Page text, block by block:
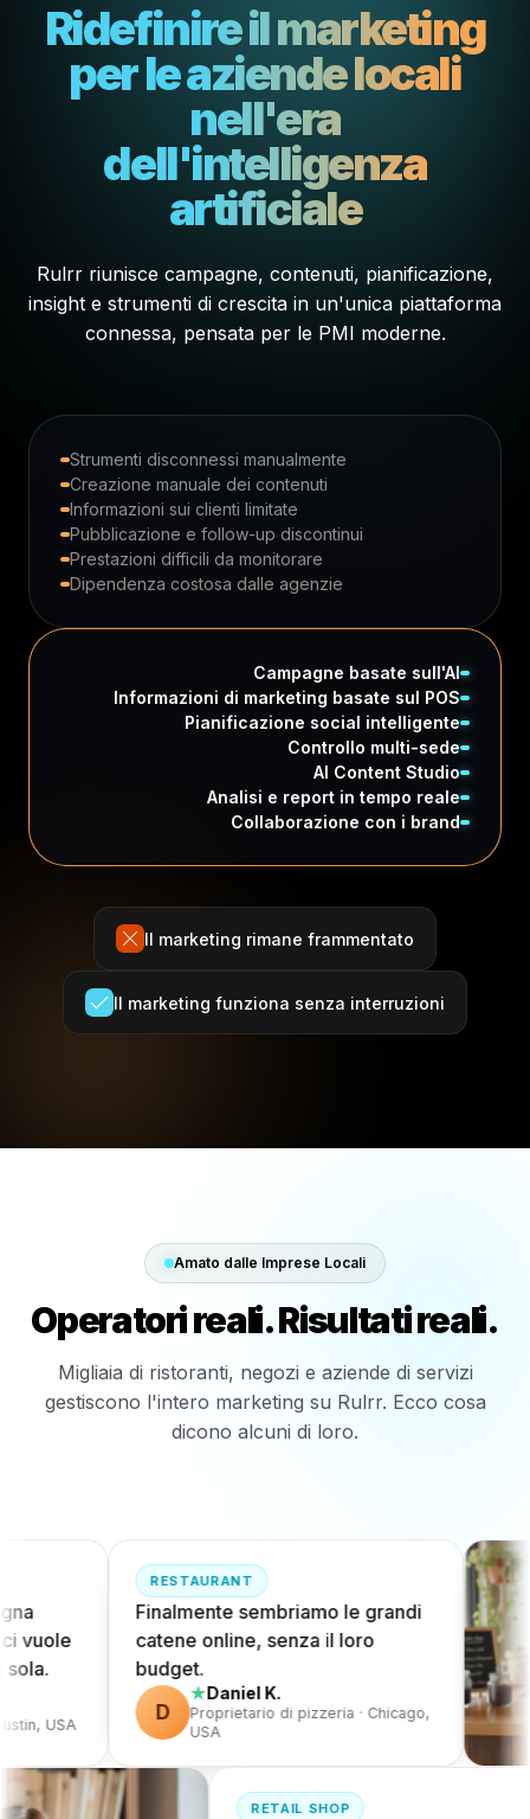
Ridefinire il marketing
per le aziende locali
nell'era
dell'intelligenza
artificiale
Rulrr riunisce campagne, contenuti, pianificazione,
insight e strumenti di crescita in un'unica piattaforma
connessa, pensata per le PMI moderne.
Strumenti disconnessi manualmente
Creazione manuale dei contenuti
Informazioni sui clienti limitate
Pubblicazione e follow-up discontinui
Prestazioni difficili da monitorare
Dipendenza costosa dalle agenzie
Campagne basate sull'AI
Informazioni di marketing basate sul POS
Pianificazione social intelligente
Controllo multi-sede
AI Content Studio
Analisi e report in tempo reale
Collaborazione con i brand
Il marketing rimane frammentato
Il marketing funziona senza interruzioni
Amato dalle Imprese Locali
Operatori reali. Risultati reali.
Migliaia di ristoranti, negozi e aziende di servizi
gestiscono l'intero marketing su Rulrr. Ecco cosa
dicono alcuni di loro.
vuole
USA
RESTAURANT
Finalmente sembriamo le grandi
catene online, senza il loro
budget.
D
★Daniel K.
Proprietario di pizzeria · Chicago,
USA
RETAIL SHOP